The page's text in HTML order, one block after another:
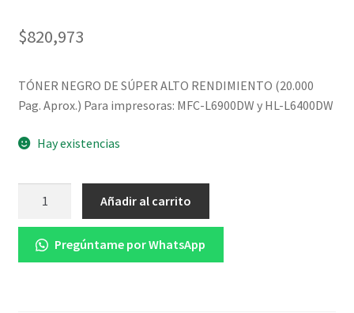
$820,973
TÓNER NEGRO DE SÚPER ALTO RENDIMIENTO (20.000
Pag. Aprox.) Para impresoras: MFC-L6900DW y HL-L6400DW
Hay existencias
DE
SÚPER
Añadir al carrito
Pregúntame por WhatsApp